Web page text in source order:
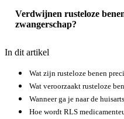
Verdwijnen rusteloze
zwangerschap?
In dit artikel
Wat zijn rusteloze benen
Wat veroorzaakt rusteloze
Wanneer ga je naar de
Hoe wordt RLS